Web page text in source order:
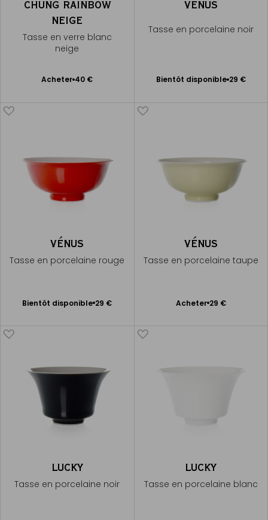
CHUNG RAINBOW
NEIGE
Tasse en verre blanc
neige
Acheter 40 €
Ajouter
VÉNUS
Tasse en porcelaine noir
Bientôt disponible 29 €
VÉNUS
Tasse en porcelaine rouge
Bientôt disponible 29 €
Me
VÉNUS
Tasse en porcelaine taupe
Acheter 29 €
Ajouter
LUCKY
Tasse en porcelaine noir
LUCKY
Tasse en porcelaine blanc